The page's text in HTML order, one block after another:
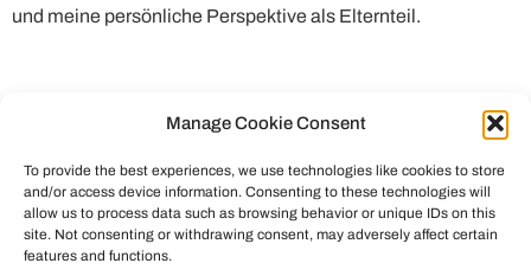
Manage Cookie Consent
To provide the best experiences, we use technologies like cookies to store
and/or access device information. Consenting to these technologies will
allow us to process data such as browsing behavior or unique IDs on this
site. Not consenting or withdrawing consent, may adversely affect certain
features and functions.
und meine persönliche Perspektive als Elternteil.